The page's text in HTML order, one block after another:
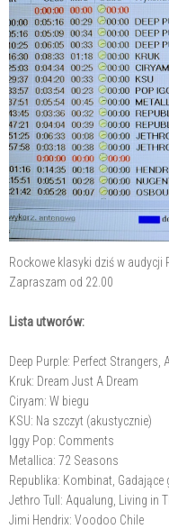
Rockowe klasyki dziś w audycji
Zapraszam od 22.00
Lista utworów:
Deep Purple: Perfect Strangers,
Kruk: Dream Just A Dream
Ciryam: W biegu
KSU: Na szczyt (akustycznie)
Iggy Pop: Comments
Metallica: 72 Seasons
Republika: Kombinat, Gadające
Jethro Tull: Aqualung, Living in
Jimi Hendrix: Voodoo Chile